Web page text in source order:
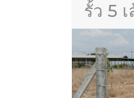
รั้ว 5